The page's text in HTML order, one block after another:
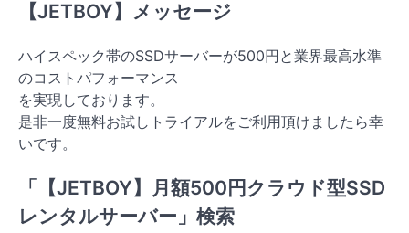
【JETBOY】メッセージ
ハイスペック帯のSSDサーバーが500円と業界最高水準
のコストパフォーマンス
を実現しております。
是非一度無料お試しトライアルをご利用頂けましたら幸
いです。
「【JETBOY】月額500円クラウド型SSD
レンタルサーバー」検索